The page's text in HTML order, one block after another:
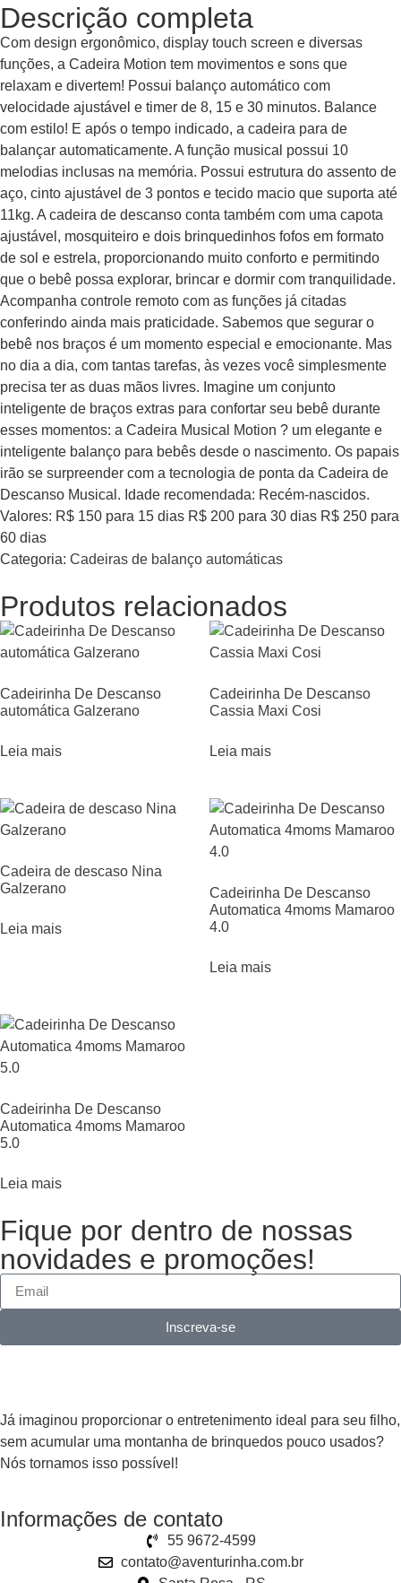
Descrição completa
Com design ergonômico, display touch screen e diversas
funções, a Cadeira Motion tem movimentos e sons que
relaxam e divertem! Possui balanço automático com
velocidade ajustável e timer de 8, 15 e 30 minutos. Balance
com estilo! E após o tempo indicado, a cadeira para de
balançar automaticamente. A função musical possui 10
melodias inclusas na memória. Possui estrutura do assento de
aço, cinto ajustável de 3 pontos e tecido macio que suporta até
11kg. A cadeira de descanso conta também com uma capota
ajustável, mosquiteiro e dois brinquedinhos fofos em formato
de sol e estrela, proporcionando muito conforto e permitindo
que o bebê possa explorar, brincar e dormir com tranquilidade.
Acompanha controle remoto com as funções já citadas
conferindo ainda mais praticidade. Sabemos que segurar o
bebê nos braços é um momento especial e emocionante. Mas
no dia a dia, com tantas tarefas, às vezes você simplesmente
precisa ter as duas mãos livres. Imagine um conjunto
inteligente de braços extras para confortar seu bebê durante
esses momentos: a Cadeira Musical Motion ? um elegante e
inteligente balanço para bebês desde o nascimento. Os papais
irão se surpreender com a tecnologia de ponta da Cadeira de
Descanso Musical. Idade recomendada: Recém-nascidos.
Valores: R$ 150 para 15 dias R$ 200 para 30 dias R$ 250 para
60 dias
Categoria: Cadeiras de balanço automáticas
Produtos relacionados
Cadeirinha De Descanso
automática Galzerano
Leia mais
Cadeirinha De Descanso
Cassia Maxi Cosi
Leia mais
Cadeira de descaso Nina
Galzerano
Leia mais
Cadeirinha De Descanso
Automatica 4moms Mamaroo
4.0
Leia mais
Cadeirinha De Descanso
Automatica 4moms Mamaroo
5.0
Leia mais
Fique por dentro de nossas
novidades e promoções!
Inscreva-se
Já imaginou proporcionar o entretenimento ideal para seu filho,
sem acumular uma montanha de brinquedos pouco usados?
Nós tornamos isso possível!
Informações de contato
55 9672-4599
contato@aventurinha.com.br